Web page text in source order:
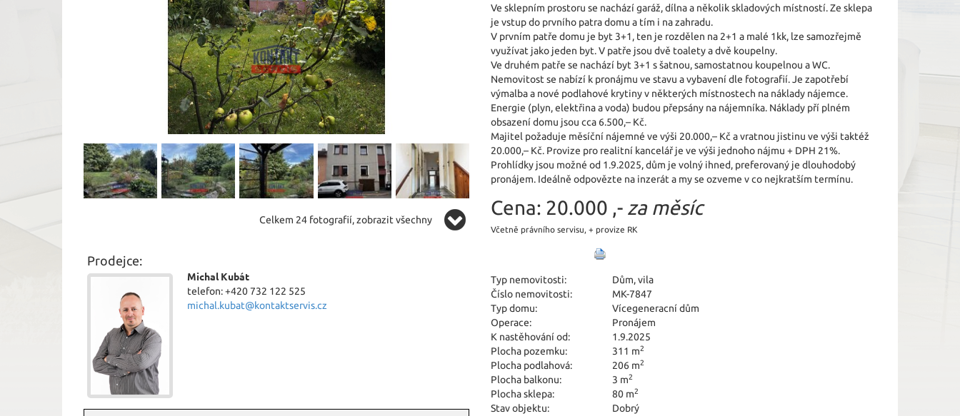
Celkem 24 fotografií, zobrazit všechny
Prodejce:
Michal Kubát
telefon: +420 732 122 525
michal.kubat@kontaktservis.cz
Ve sklepním prostoru se nachází garáž, dílna a několik skladových místností. Ze sklepa
je vstup do prvního patra domu a tím i na zahradu.
V prvním patře domu je byt 3+1, ten je rozdělen na 2+1 a malé 1kk, lze samozřejmě
využívat jako jeden byt. V patře jsou dvě toalety a dvě koupelny.
Ve druhém patře se nachází byt 3+1 s šatnou, samostatnou koupelnou a WC.
Nemovitost se nabízí k pronájmu ve stavu a vybavení dle fotografií. Je zapotřebí
výmalba a nové podlahové krytiny v některých místnostech na náklady nájemce.
Energie (plyn, elektřina a voda) budou přepsány na nájemníka. Náklady pří plném
obsazení domu jsou cca 6.500,– Kč.
Majitel požaduje měsíční nájemné ve výši 20.000,– Kč a vratnou jistinu ve výši taktéž
20.000,– Kč. Provize pro realitní kancelář je ve výši jednoho nájmu + DPH 21%.
Prohlídky jsou možné od 1.9.2025, dům je volný ihned, preferovaný je dlouhodobý
pronájem. Ideálně odpovězte na inzerát a my se ozveme v co nejkratším termínu.
Cena: 20.000 ,- za měsíc
Včetně právního servisu, + provize RK
Typ nemovitosti:
Dům, vila
Číslo nemovitosti:
MK-7847
Typ domu:
Vícegeneracní dům
Operace:
Pronájem
K nastěhování od:
1.9.2025
Plocha pozemku:
311 m2
Plocha podlahová: 206 m2
Plocha balkonu: 3 m2
Plocha sklepa: 80 m2
Stav objektu:
Dobrý